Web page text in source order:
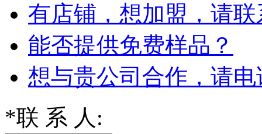
有店铺，想加盟，请
能否提供免费样品？
想与贵公司合作，请
*联 系 人: